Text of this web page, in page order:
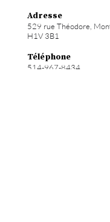
Adresse
529 rue Théodore,
H1V 3B1
Téléphone
514-967-8434